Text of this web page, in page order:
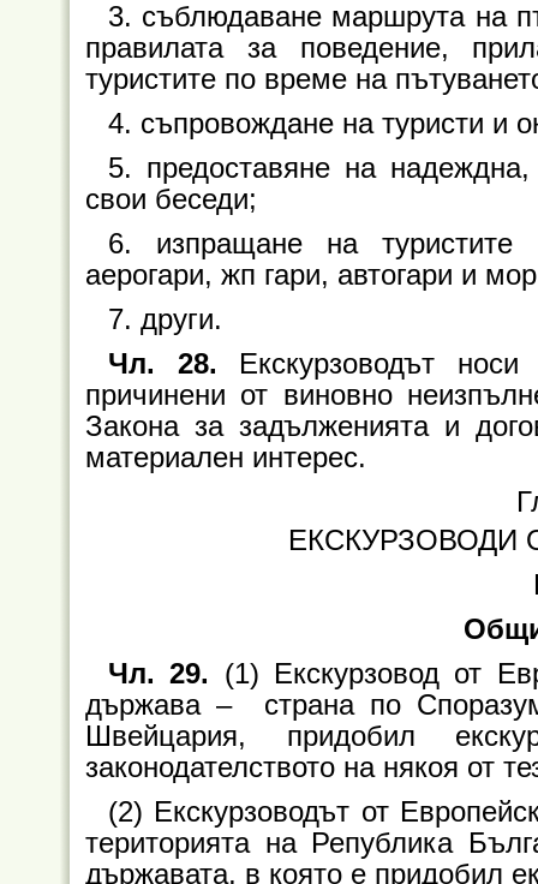
3. съблюдаване маршрута на
правилата за поведение,
туристите по време на
4. съпровождане на туристи и
5. предоставяне на
свои беседи;
6. изпращане на туристите
аерогари, жп гари, автогари и
7. други.
Чл. 28. Екскурзоводът
причинени от виновно
Закона за задълженията и
материален интерес.
ЕКСКУРЗОВОДИ
Чл. 29. (1) Екскурзовод от
държава – страна по
Швейцария, придобил
законодателството на някоя от
(2) Екскурзоводът от
територията на Република
държавата, в която е придобил